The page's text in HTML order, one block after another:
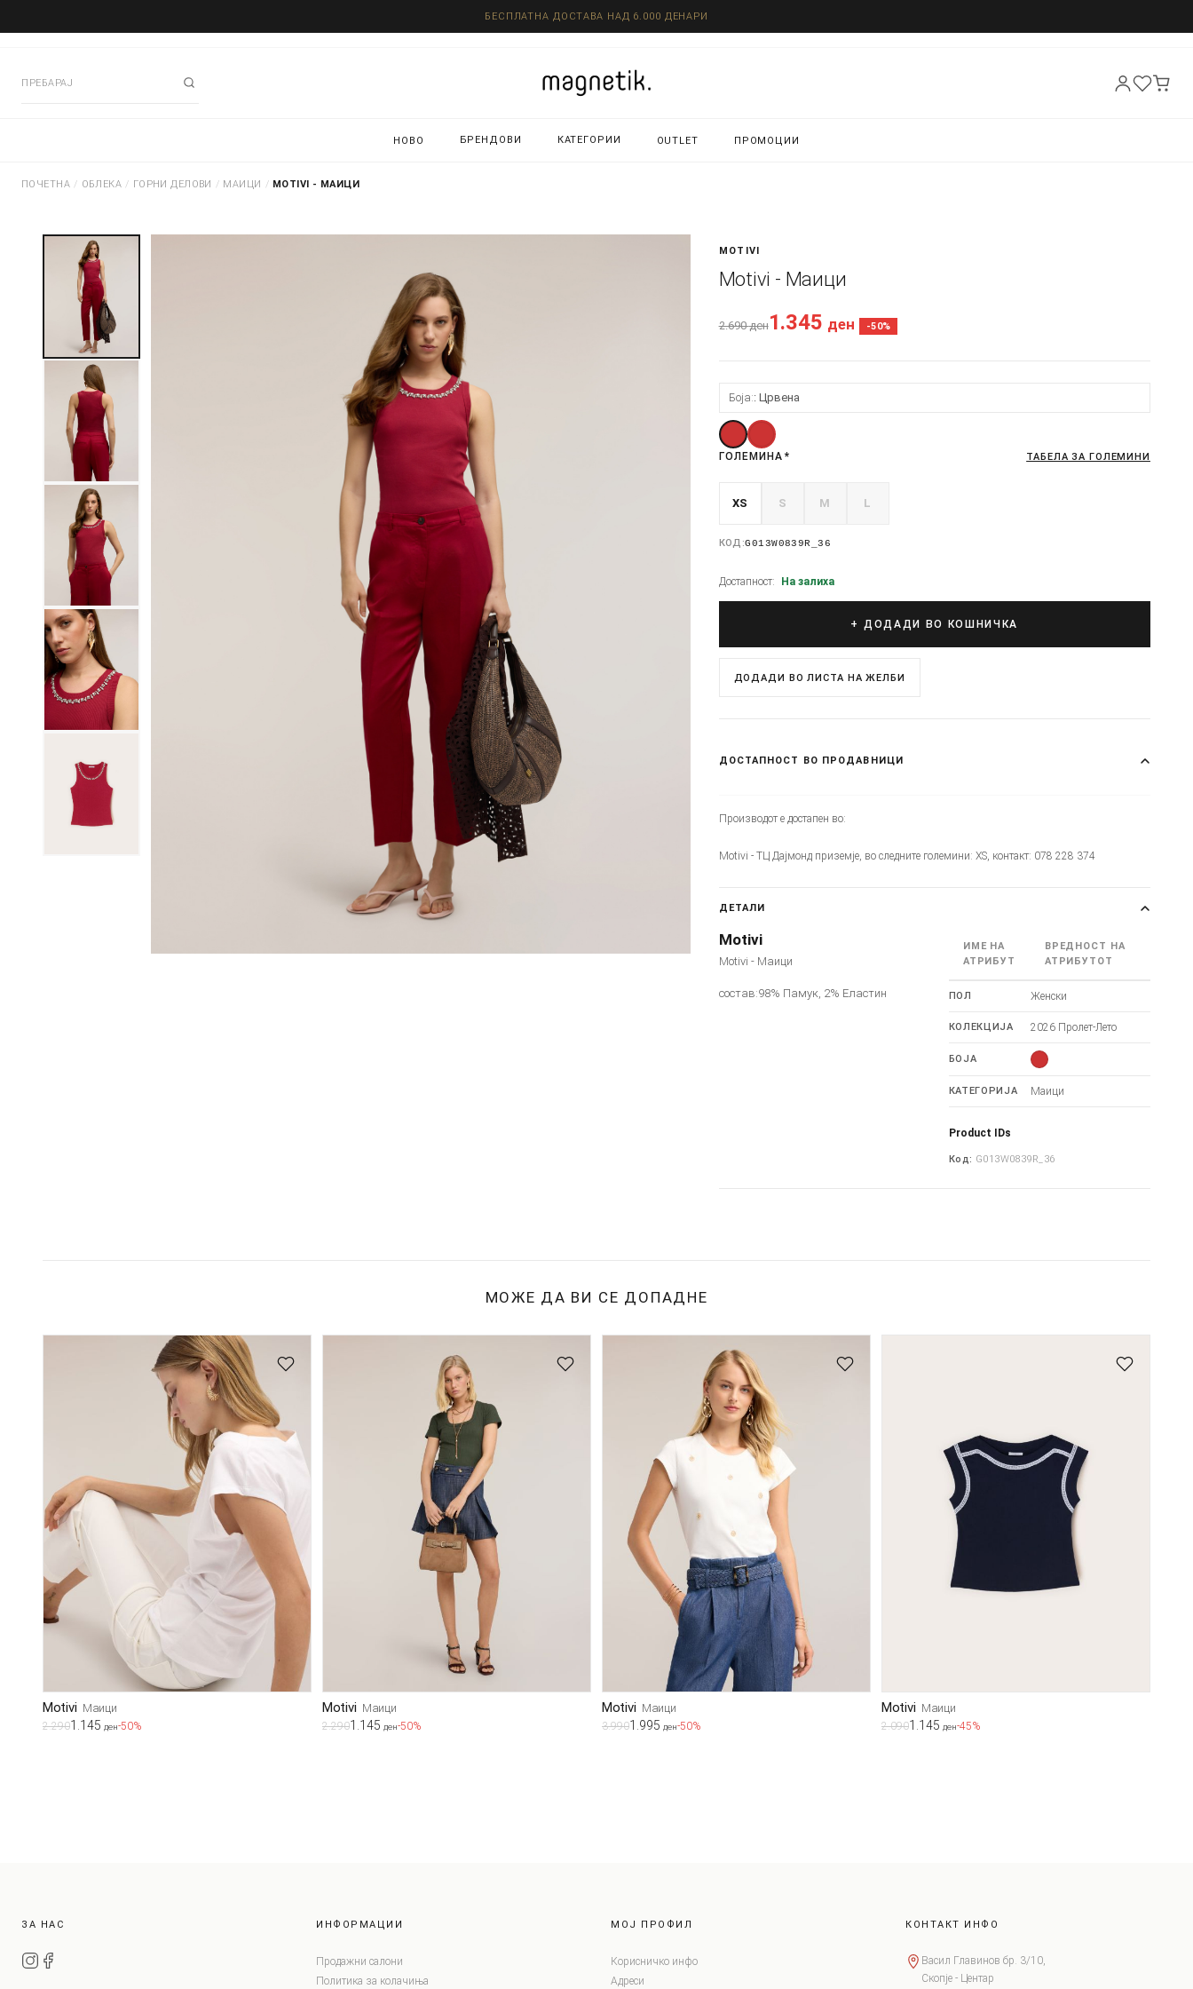
БЕСПЛАТНА ДОСТАВА НАД 6.000 ДЕНАРИ
НОВО БРЕНДОВИ КАТЕГОРИИ OUTLET ПРОМОЦИИ
ПОЧЕТНА / ОБЛЕКА / ГОРНИ ДЕЛОВИ / МАИЦИ / MOTIVI - МАИЦИ
MOTIVI
Motivi - Маици
2.690ден1.345 ден -50%
Боја: Црвена
ГОЛЕМИНА * ТАБЕЛА ЗА ГОЛЕМИНИ
XS S M L
КОД:G013W0839R_36
Достапност: На залиха
+ ДОДАДИ ВО КОШНИЧКА
ДОДАДИ ВО ЛИСТА НА ЖЕЛБИ
ДОСТАПНОСТ ВО ПРОДАВНИЦИ
Производот е достапен во:
Motivi - ТЦ Дајмонд приземје, во следните големини: XS, контакт: 078 228 374
ДЕТАЛИ
Motivi
Motivi - Маици
состав:98% Памук, 2% Еластин
ИМЕ НА
АТРИБУТ
ВРЕДНОСТ НА
АТРИБУТОТ
ПОЛ Женски
КОЛЕКЦИЈА 2026 Пролет-Лето
БОЈА
КАТЕГОРИЈА Маици
Product IDs
Код: G013W0839R_36
МОЖЕ ДА ВИ СЕ ДОПАДНЕ
Motivi Маици
2.2901.145 ден-50%
Motivi Маици
2.2901.145 ден-50%
Motivi Маици
3.9901.995 ден-50%
Motivi Маици
2.0901.145 ден-45%
ЗА НАС ИНФОРМАЦИИ
Продажни салони
Политика за колачиња
МОЈ ПРОФИЛ
Корисничко инфо
Адреси
КОНТАКТ ИНФО
Васил Главинов бр. 3/10,
Скопје - Центар